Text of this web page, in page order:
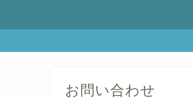
お問い合わせ